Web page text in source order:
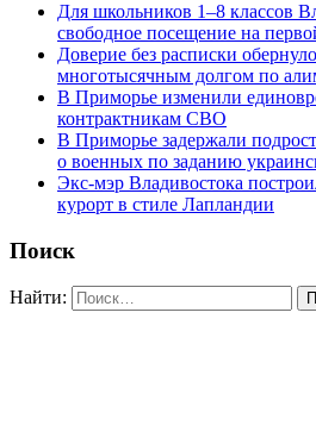
Для школьников 1–8 классов
свободное посещение на
Доверие без расписки
многотысячным долгом по
В Приморье изменили
контрактникам СВО
В Приморье задержали
о военных по заданию
Экс-мэр Владивостока
курорт в стиле Лапландии
Поиск
Найти: